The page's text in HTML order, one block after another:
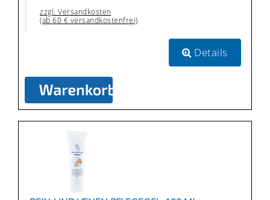
zzgl. Versandkosten
(ab 60 € versandkostenfrei)
Details